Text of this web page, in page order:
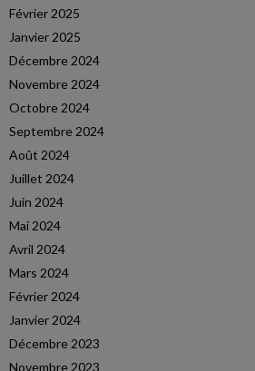
Février 2025
Janvier 2025
Décembre 2024
Novembre 2024
Octobre 2024
Septembre 2024
Août 2024
Juillet 2024
Juin 2024
Mai 2024
Avril 2024
Mars 2024
Février 2024
Janvier 2024
Décembre 2023
Novembre 2023